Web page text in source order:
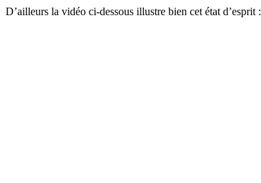
D’ailleurs la vidéo ci-dessous illustre bien cet état d’esprit :